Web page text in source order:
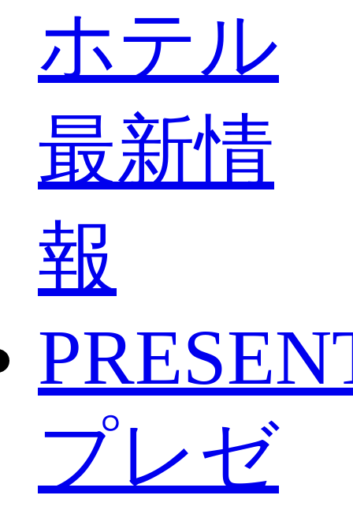
ホテル
最新情
報
プレゼ